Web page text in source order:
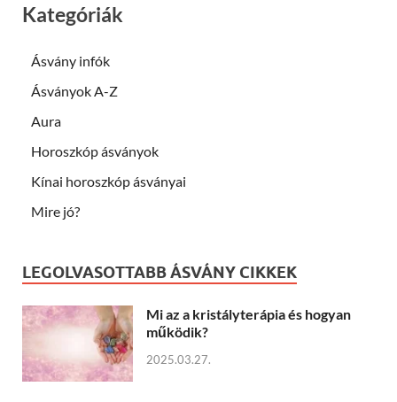
Kategóriák
Ásvány infók
Ásványok A-Z
Aura
Horoszkóp ásványok
Kínai horoszkóp ásványai
Mire jó?
LEGOLVASOTTABB ÁSVÁNY CIKKEK
Mi az a kristályterápia és hogyan
működik?
2025.03.27.